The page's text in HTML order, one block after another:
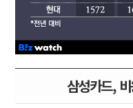
삼성카드,